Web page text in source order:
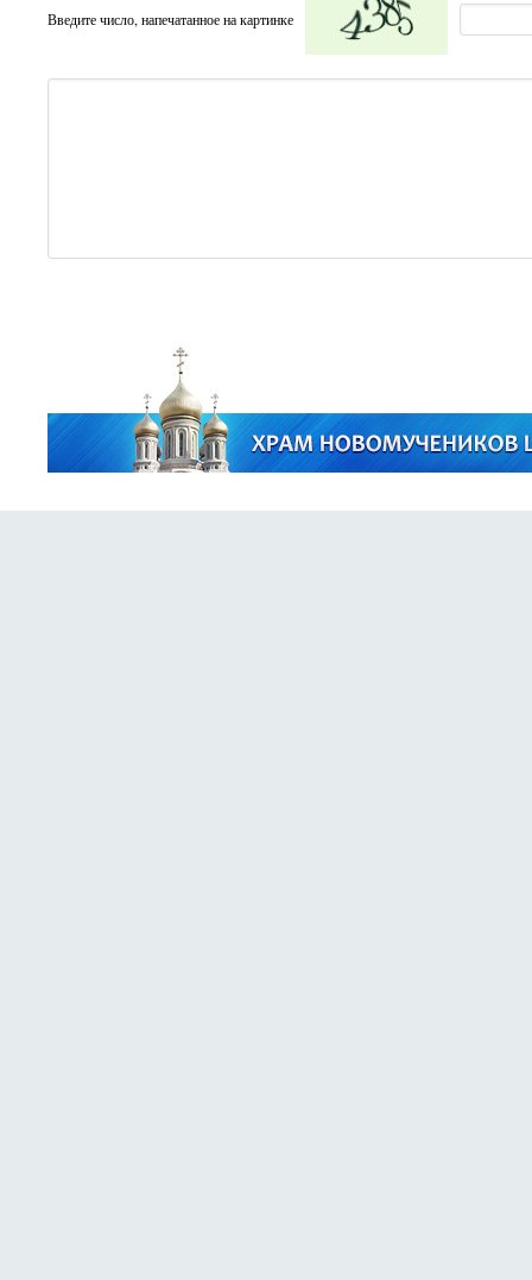
Введите число, напечатанное на картинке